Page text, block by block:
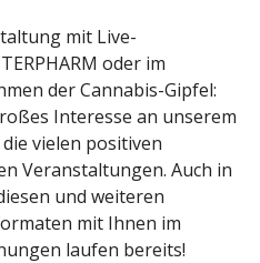
mit Live-
oder im
der Cannabis-Gipfel:
Interesse an unserem
vielen positiven
Veranstaltungen. Auch in
und weiteren
mit Ihnen im
laufen bereits!